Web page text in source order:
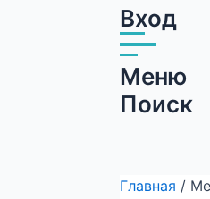
Вход
Меню
Поиск
Главная /